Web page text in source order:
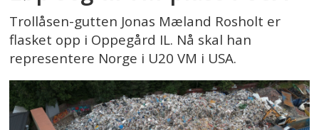
Trollåsen-gutten Jonas Mæland Rosholt er
flasket opp i Oppegård IL. Nå skal han
representere Norge i U20 VM i USA.